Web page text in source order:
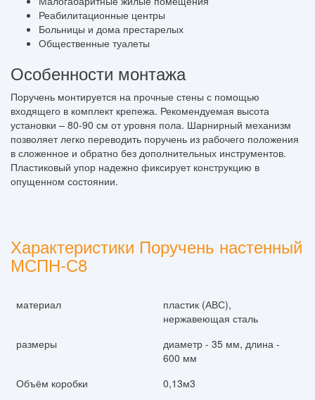
Реабилитационные центры
Больницы и дома престарелых
Общественные туалеты
Особенности монтажа
Поручень монтируется на прочные стены с помощью
входящего в комплект крепежа. Рекомендуемая высота
установки – 80-90 см от уровня пола. Шарнирный механизм
позволяет легко переводить поручень из рабочего положения
в сложенное и обратно без дополнительных инструментов.
Пластиковый упор надежно фиксирует конструкцию в
опущенном состоянии.
Характеристики Поручень настенный
МСПН-С8
материал
пластик (АВС),
нержавеющая сталь
размеры
диаметр - 35 мм, длина -
600 мм
Объём коробки
0,13м3